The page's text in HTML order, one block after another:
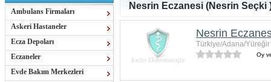
Ambulans Firmaları
Askeri Hastaneler
Ecza Depoları
Eczaneler
Evde Bakım Merkezleri
Nesrin Eczanesi (Nesrin Seçki
Nesrin
Türkiye/Adana/Yüreğir
Oy